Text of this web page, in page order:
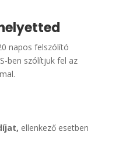
napos felszólító
ben szólítjuk fel az
ellenkező esetben